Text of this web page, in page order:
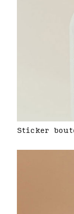
Sticker